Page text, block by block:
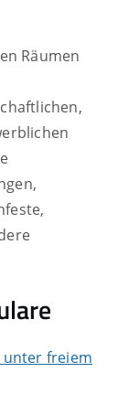
Räumen
unter freiem